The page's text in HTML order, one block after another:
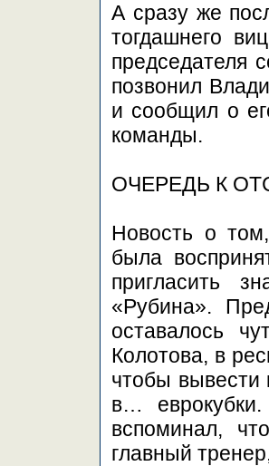
А сразу же
тогдашнего
председателя
позвонил
и сообщил о
команды.
ОЧЕРЕДЬ К
Новость о
была
пригласить
«Рубина».
оставалось
Колотова, в
чтобы вывести
в…
вспоминал,
главный